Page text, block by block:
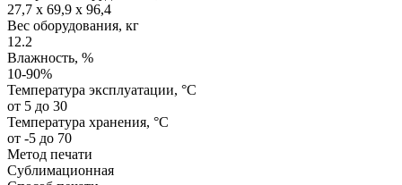
27,7 x 69,9 x 96,4
Вес оборудования, кг
12.2
Влажность, %
10-90%
Температура эксплуатации, °C
от 5 до 30
Температура хранения, °C
от -5 до 70
Метод печати
Сублимационная